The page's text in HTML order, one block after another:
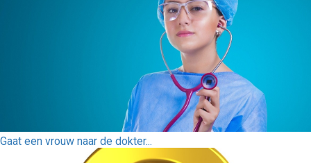
Gaat een vrouw naar de dokter...